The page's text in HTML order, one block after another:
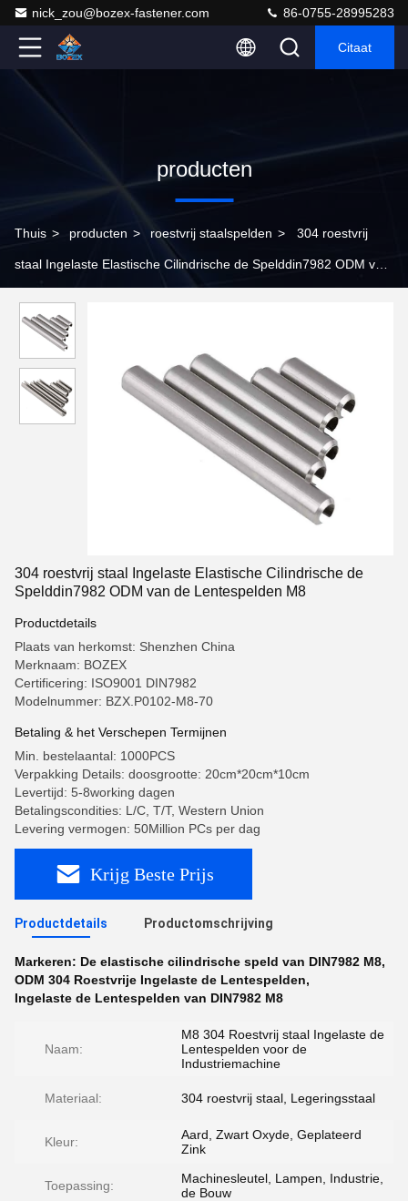
nick_zou@bozex-fastener.com 86-0755-28995283
Citaat
producten
Thuis > producten > roestvrij staalspelden > 304 roestvrij
staal Ingelaste Elastische Cilindrische de Spelddin7982 ODM van
304 roestvrij staal Ingelaste Elastische Cilindrische de
Spelddin7982 ODM van de Lentespelden M8
Productdetails
Plaats van herkomst: Shenzhen China
Merknaam: BOZEX
Certificering: ISO9001 DIN7982
Modelnummer: BZX.P0102-M8-70
Betaling & het Verschepen Termijnen
Min. bestelaantal: 1000PCS
Verpakking Details: doosgrootte: 20cm*20cm*10cm
Levertijd: 5-8working dagen
Betalingscondities: L/C, T/T, Western Union
Levering vermogen: 50Million PCs per dag
Krijg Beste Prijs
Productdetails Productomschrijving
Markeren: De elastische cilindrische speld van DIN7982 M8,
ODM 304 Roestvrije Ingelaste de Lentespelden,
Ingelaste de Lentespelden van DIN7982 M8
Naam:
M8 304 Roestvrij staal Ingelaste de
Lentespelden voor de
Industriemachine
Materiaal: 304 roestvrij staal, Legeringsstaal
Kleur:
Aard, Zwart Oxyde, Geplateerd
Zink
Toepassing:
Machinesleutel, Lampen, Industrie,
de Bouw